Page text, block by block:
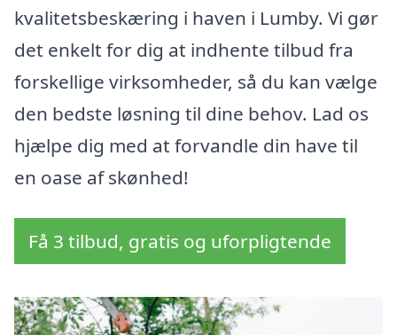
kvalitetsbeskæring i haven i Lumby. Vi gør
det enkelt for dig at indhente tilbud fra
forskellige virksomheder, så du kan vælge
den bedste løsning til dine behov. Lad os
hjælpe dig med at forvandle din have til
en oase af skønhed!
Få 3 tilbud, gratis og uforpligtende